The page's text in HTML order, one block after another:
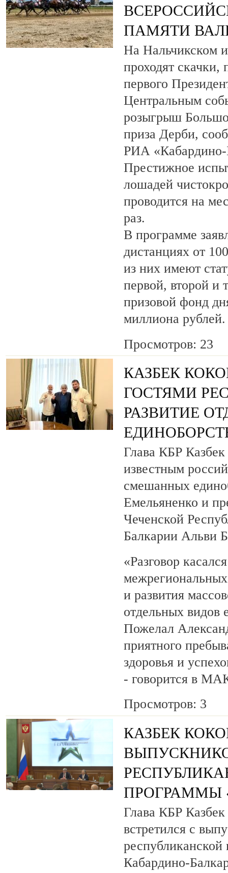
ПАМЯТИ
На Нальчикском
проходят
первого
Центральным
розыгрыш
приза Дерби,
РИА «Кабардино-
Престижное
лошадей
проводится на
раз.
В программе
дистанциях от
из них имеют
первой, второй и
призовой фонд
миллиона рублей.
Просмотров: 23
КАЗБЕК
ГОСТЯМИ
РАЗВИТИЕ
Глава КБР Казбек
известным
смешанных
Емельяненко и
Чеченской
Балкарии Альви
«Разговор
и развития
отдельных видов
Пожелал
приятного
здоровья и
- говорится в
Просмотров: 3
КАЗБЕК
ПРОГРАММЫ
Глава КБР Казбек
встретился с
Кабардино-